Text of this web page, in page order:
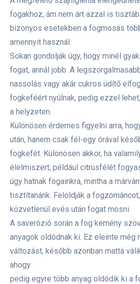
fogakhoz, ám nem árt azzal is
bizonyos esetekben a fogmosás
amennyit használ.
Sokan gondolják úgy, hogy minél
fogat, annál jobb. A
nassolás vagy akár cukros üdítő
fogkeféért nyúlnak, pedig ezzel
a helyzeten.
Különösen érdemes figyelni arra,
után, hanem csak fél-egy órával
fogkefét. Különösen akkor, ha
élelmiszert, például citrusfélét
úgy hatnak fogainkra, mintha a
tisztítanánk. Feloldják a
közvetlenül evés után fogat mosni.
A saverózió során a fog kemény
anyagok oldódnak ki. Ez eleinte még
változást, később azonban mattá
ahogy
pedig egyre több anyag oldódik ki a